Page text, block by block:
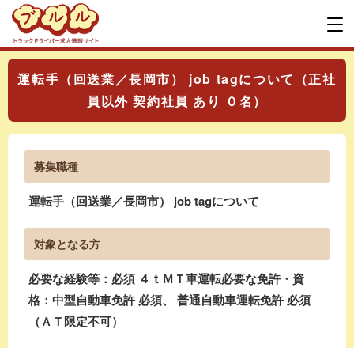
運転手（回送業／長岡市） job tagについて（正社
員以外 契約社員 あり ０名）
募集職種
運転手（回送業／長岡市） job tagについて
対象となる方
必要な経験等：必須 ４ｔＭＴ車運転必要な免許・資
格：中型自動車免許 必須、 普通自動車運転免許 必須
（ＡＴ限定不可）